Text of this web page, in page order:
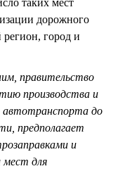
дорожного
город и
правительство
производства и
автотранспорта до
предполагает
и
мест для